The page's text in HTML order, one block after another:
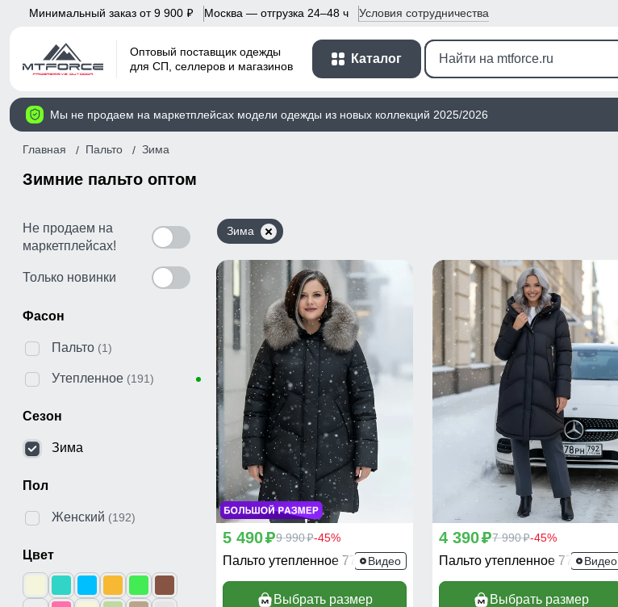
Минимальный заказ от 9 900 p Москва — отгрузка 24–48 ч Условия сотрудничества
Оптовый поставщик одежды
для СП, селлеров и магазинов
Каталог
Мы не продаем на маркетплейсах модели одежды из новых коллекций 2025/2026
Главная Пальто Зима
Зимние пальто оптом
Не продаем на
маркетплейсах!
Только новинки
Фасон
Пальто (1)
Утепленное (191)
Сезон
Зима
Пол
Женский (192)
Цвет
Зима
5 490p9 990p-45%
Пальто утепленное 7745Ch
Видео
Выбрать размер
4 390p7 990p-45%
Пальто утепленное 7747Ch
Видео
Выбрать размер